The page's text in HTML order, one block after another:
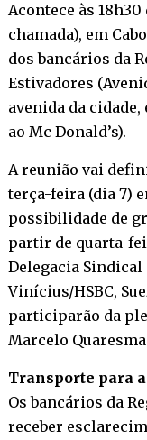
Acontece às
chamada), em
dos bancários da
Estivadores
avenida da
ao Mc Donald’s).
A reunião vai
terça-feira (dia 7)
possibilidade de
partir de quarta-
Delegacia Sindical
Vinícius/HSBC,
participarão da
Marcelo
Transporte para
Os bancários da
receber